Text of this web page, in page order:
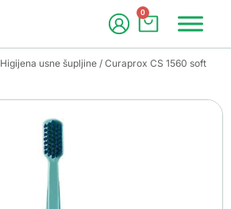
0
Higijena usne šupljine / Curaprox CS 1560 soft